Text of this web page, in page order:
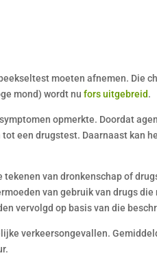
moeten afnemen. Die
mond) wordt nufors uitgebreid.
opmerkte. Doordat
een drugstest. Daarnaast kan
van dronkenschap of
van gebruik van drugs die
vervolgd op basis van die
verkeersongevallen.